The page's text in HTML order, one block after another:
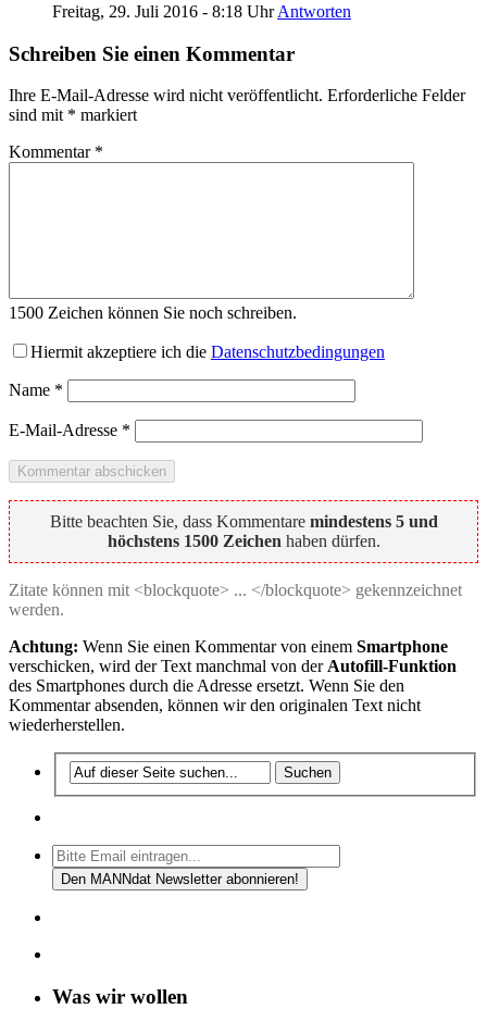
Freitag, 29. Juli 2016 - 8:18 Uhr Antworten
Schreiben Sie einen Kommentar
Ihre E-Mail-Adresse wird nicht veröffentlicht. Erforderliche Felder
sind mit * markiert
Kommentar *
1500 Zeichen können Sie noch schreiben.
Hiermit akzeptiere ich die Datenschutzbedingungen
Name *
E-Mail-Adresse *
Bitte beachten Sie, dass Kommentare mindestens 5 und
höchstens 1500 Zeichen haben dürfen.
Zitate können mit <blockquote> ... </blockquote> gekennzeichnet
werden.
Achtung: Wenn Sie einen Kommentar von einem Smartphone
verschicken, wird der Text manchmal von der Autofill-Funktion
des Smartphones durch die Adresse ersetzt. Wenn Sie den
Kommentar absenden, können wir den originalen Text nicht
wiederherstellen.
Was wir wollen